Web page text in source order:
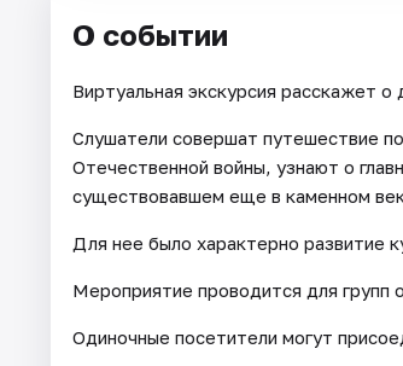
О событии
Виртуальная экскурсия расскажет
Слушатели совершат путешествие
Отечественной войны, узнают о
существовавшем еще в каменном
Для нее было характерно развитие
Мероприятие проводится для групп
Одиночные посетители могут